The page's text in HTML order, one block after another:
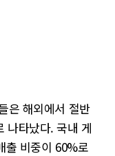
은 해외에서 절반
나타났다. 국내 게
출 비중이 60%로